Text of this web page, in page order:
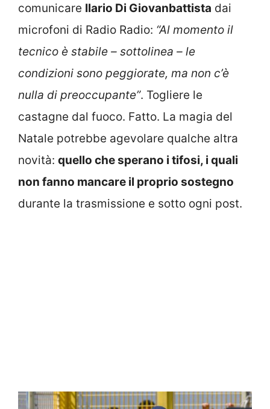
comunicare Ilario Di Giovanbattista dai
microfoni di Radio Radio: “Al momento il
tecnico è stabile – sottolinea – le
condizioni sono peggiorate, ma non c’è
nulla di preoccupante”. Togliere le
castagne dal fuoco. Fatto. La magia del
Natale potrebbe agevolare qualche altra
novità: quello che sperano i tifosi, i quali
non fanno mancare il proprio sostegno
durante la trasmissione e sotto ogni post.